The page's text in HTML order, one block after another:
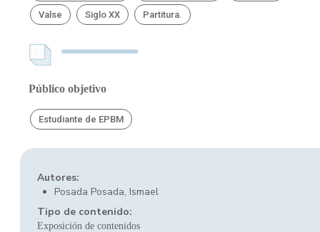
Valse Siglo XX Partitura.
Público objetivo
Estudiante de EPBM
Autores:
Posada Posada, Ismael
Tipo de contenido:
Exposición de contenidos